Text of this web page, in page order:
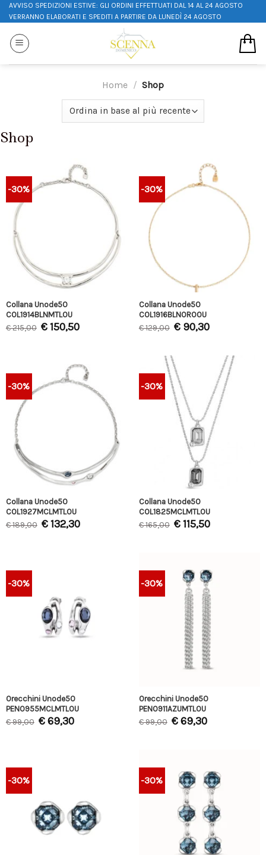
AVVISO SPEDIZIONI ESTIVE: GLI ORDINI EFFETTUATI DAL 14 AL 24 AGOSTO
VERRANNO ELABORATI E SPEDITI A PARTIRE DA LUNEDÌ 24 AGOSTO
Home / Shop
Shop
-30%
Collana Unode50
COL1914BLNMTL0U
€215,00 €150,50
-30%
Collana Unode50
COL1916BLNORO0U
€129,00 €90,30
-30%
Collana Unode50
COL1927MCLMTL0U
€189,00 €132,30
-30%
Collana Unode50
COL1825MCLMTL0U
€165,00 €115,50
-30%
Orecchini Unode50
PEN0955MCLMTL0U
€99,00 €69,30
-30%
Orecchini Unode50
PEN0911AZUMTL0U
€99,00 €69,30
-30% -30%